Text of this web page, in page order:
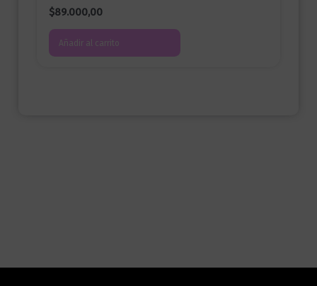
$89.000,00
Añadir al carrito